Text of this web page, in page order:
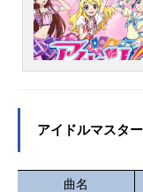
アイドルマスタ
曲名